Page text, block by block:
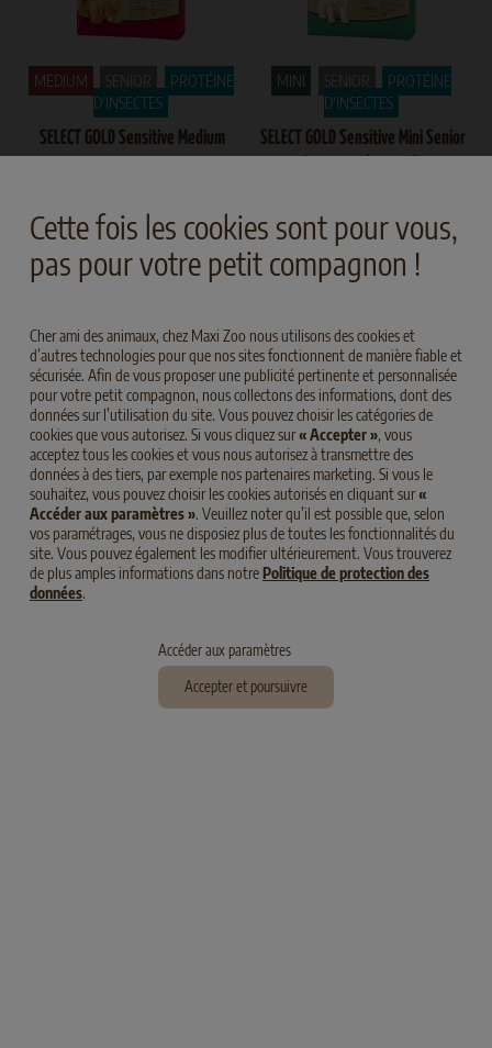
MEDIUM
PROTÉINE
D'INSECTES
SELECT GOLD Sensitive Medium
MINI
PROTÉINE
D'INSECTES
SELECT GOLD Sensitive Mini Senior
Avec des protéines d'insects
ADULT PROTÉINE D'INSECTES
SELECT GOLD Extra Sensitive Adult
Avec des protéines d'insects
ADULT PROTÉINE D'INSECTES
SELECT GOLD MEDICA Hypoallergen
Adult
Cette fois les cookies sont pour vous,
pas pour votre petit compagnon !
Cher ami des animaux, chez Maxi Zoo nous utilisons des cookies et
d’autres technologies pour que nos sites fonctionnent de manière fiable et
sécurisée. Afin de vous proposer une publicité pertinente et personnalisée
pour votre petit compagnon, nous collectons des informations, dont des
données sur l’utilisation du site. Vous pouvez choisir les catégories de
cookies que vous autorisez. Si vous cliquez sur« Accepter », vous
acceptez tous les cookies et vous nous autorisez à transmettre des
données à des tiers, par exemple nos partenaires marketing. Si vous le
souhaitez, vous pouvez choisir les cookies autorisés en cliquant sur«
Accéder aux paramètres ». Veuillez noter qu’il est possible que, selon
vos paramétrages, vous ne disposiez plus de toutes les fonctionnalités du
site. Vous pouvez également les modifier ultérieurement. Vous trouverez
de plus amples informations dans notrePolitique de protection des
données.
Accéder aux paramètres
Accepter et poursuivre